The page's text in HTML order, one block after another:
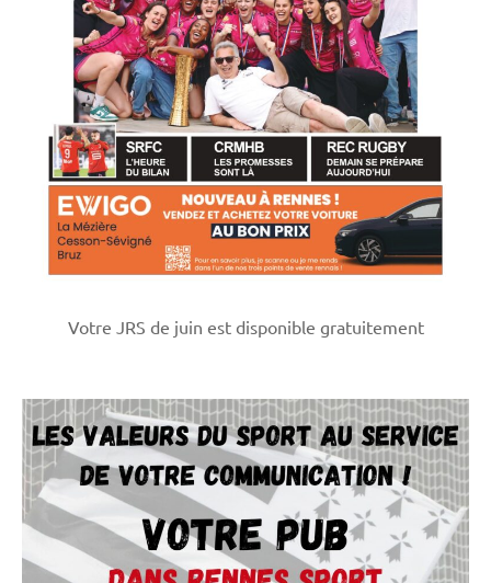
Votre JRS de juin est disponible gratuitement